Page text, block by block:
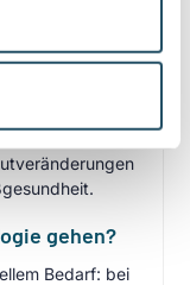
gehen?
Bedarf: bei